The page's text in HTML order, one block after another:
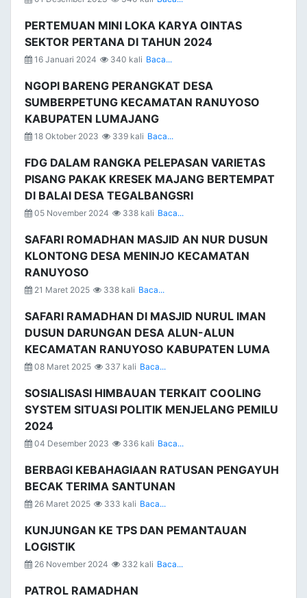
PERTEMUAN MINI LOKA KARYA OINTAS
SEKTOR PERTANA DI TAHUN 2024
16 Januari 2024 340 kali Baca...
NGOPI BARENG PERANGKAT DESA
SUMBERPETUNG KECAMATAN RANUYOSO
KABUPATEN LUMAJANG
18 Oktober 2023 339 kali Baca...
FDG DALAM RANGKA PELEPASAN VARIETAS
PISANG PAKAK KRESEK MAJANG BERTEMPAT
DI BALAI DESA TEGALBANGSRI
05 November 2024 338 kali Baca...
SAFARI ROMADHAN MASJID AN NUR DUSUN
KLONTONG DESA MENINJO KECAMATAN
RANUYOSO
21 Maret 2025 338 kali Baca...
SAFARI RAMADHAN DI MASJID NURUL IMAN
DUSUN DARUNGAN DESA ALUN-ALUN
KECAMATAN RANUYOSO KABUPATEN LUMA
08 Maret 2025 337 kali Baca...
SOSIALISASI HIMBAUAN TERKAIT COOLING
SYSTEM SITUASI POLITIK MENJELANG PEMILU
2024
04 Desember 2023 336 kali Baca...
BERBAGI KEBAHAGIAAN RATUSAN PENGAYUH
BECAK TERIMA SANTUNAN
26 Maret 2025 333 kali Baca...
KUNJUNGAN KE TPS DAN PEMANTAUAN
LOGISTIK
26 November 2024 332 kali Baca...
PATROL RAMADHAN